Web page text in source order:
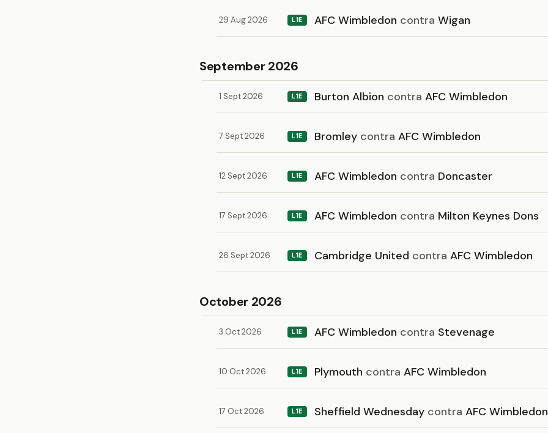
29 Aug 2026 L1E AFC Wimbledon contra Wigan
September 2026
1 Sept 2026 L1E Burton Albion contra AFC Wimbledon
7 Sept 2026 L1E Bromley contra AFC Wimbledon
12 Sept 2026 L1E AFC Wimbledon contra Doncaster
17 Sept 2026 L1E AFC Wimbledon contra Milton Keynes Dons
26 Sept 2026 L1E Cambridge United contra AFC Wimbledon
October 2026
3 Oct 2026 L1E AFC Wimbledon contra Stevenage
10 Oct 2026 L1E Plymouth contra AFC Wimbledon
17 Oct 2026 L1E Sheffield Wednesday contra AFC Wimbledon